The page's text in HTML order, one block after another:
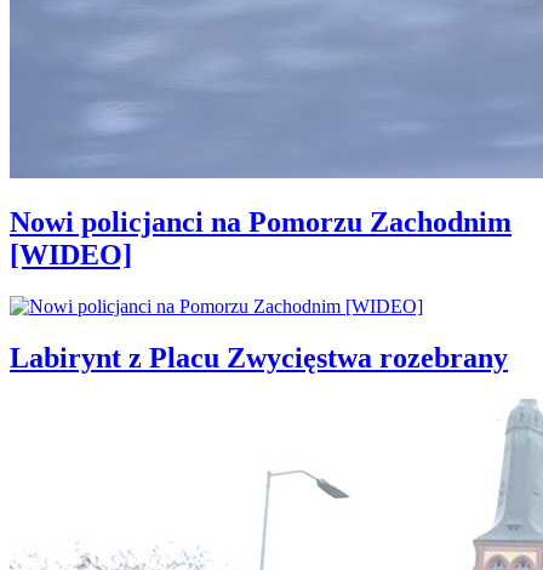
Nowi policjanci na Pomorzu Zachodnim
[WIDEO]
Labirynt z Placu Zwycięstwa rozebrany